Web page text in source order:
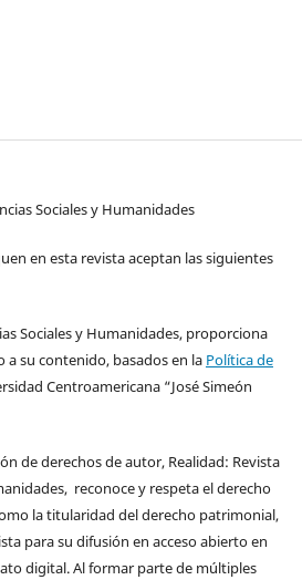
Sociales y Humanidades
en esta revista aceptan las siguientes
Sociales y Humanidades, proporciona
a su contenido, basados en la Política de
Centroamericana “José Simeón
de derechos de autor, Realidad: Revista
reconoce y respeta el derecho
la titularidad del derecho patrimonial,
para su difusión en acceso abierto en
digital. Al formar parte de múltiples